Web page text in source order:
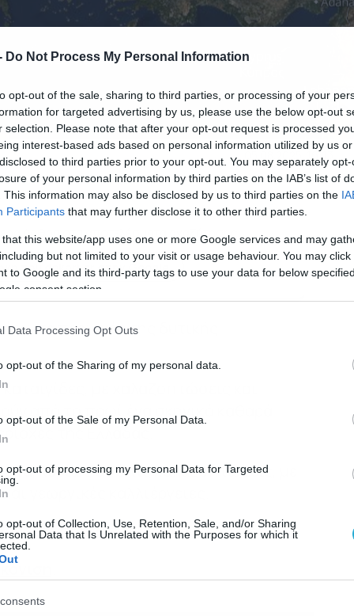
Do Not Process My Personal Information
opt-out of the sale, sharing to third parties, or processing of your
for targeted advertising by us, please use the below opt-out
selection. Please note that after your opt-out request is processed
interest-based ads based on personal information utilized by us
to third parties prior to your opt-out. You may separately
of your personal information by third parties on the IAB’s list of
This information may also be disclosed by us to third parties on the
Participants that may further disclose it to other third parties.
that this website/app uses one or more Google services and may
but not limited to your visit or usage behaviour. You may
to Google and its third-party tags to use your data for below
consent section.
Data Processing Opt Outs
opt-out of the Sharing of my personal data.
opt-out of the Sale of my Personal Data.
opt-out of processing my Personal Data for Targeted
opt-out of Collection, Use, Retention, Sale, and/or Sharing
Data that Is Unrelated with the Purposes for which it
05.08.2025-16:13
άρθρα στα αποτελέσματα αναζήτησης
του dokari.gr στην Google
σε περιοχές της δυτικής
με χαλαζοπτώσεις και
από το πρωί ένα σκηνικό καθαρά
της Ελλάδας.
κυρίως από τις χαλαζοπτώσεις, με
γεωργικές καλλιέργειες.
ισχυρές καταιγίδες και κεραυνοί.